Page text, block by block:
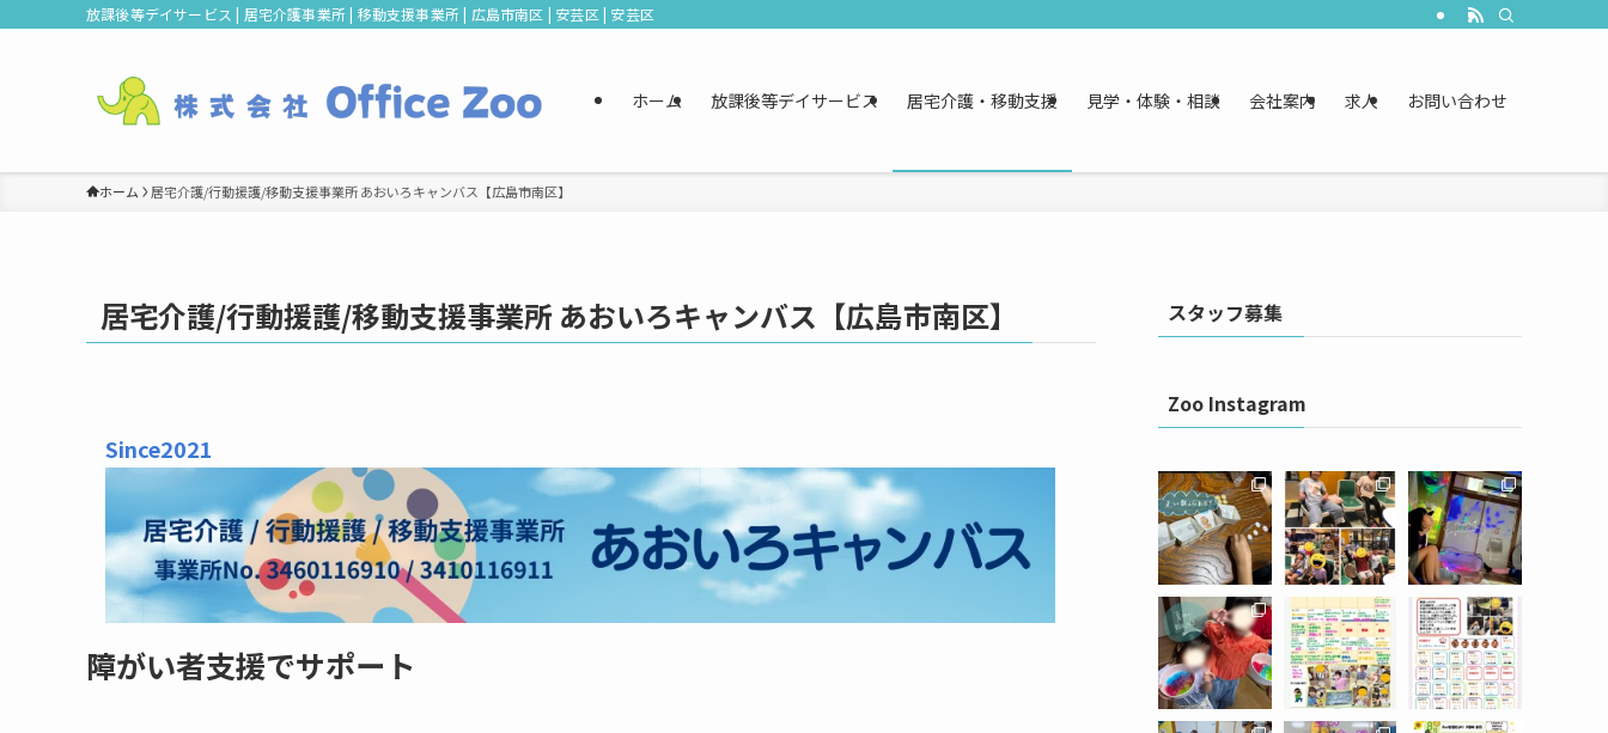
放課後等デイサービス | 居宅介護事業所 | 移動支援事業所 | 広島市南区 | 安芸区 | 安芸区
ホーム 放課後等デイサービス 居宅介護・移動支援 見学・体験・相談 会社案内 求人 お問い合わせ
ホーム 居宅介護/行動援護/移動支援事業所 あおいろキャンバス【広島市南区】
居宅介護/行動援護/移動支援事業所 あおいろキャンバス【広島市南区】
Since2021
障がい者支援でサポート
スタッフ募集
Zoo Instagram